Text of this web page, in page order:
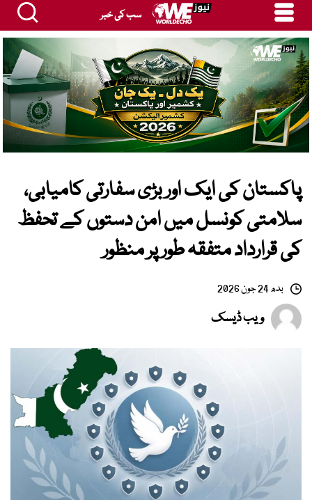
سب کی خبر
پاکستان کی ایک اور بڑی سفارتی کامیابی،
سلامتی کونسل میں امن دستوں کے تحفظ
کی قرارداد متفقہ طور پر منظور
بدھ 24 جون 2026
ویب ڈیسک